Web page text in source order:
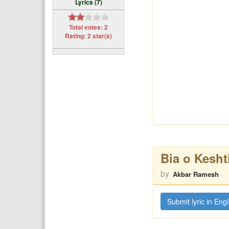
Lyrics (7)
Total votes: 2
Rating: 2 star(s)
Bia o
by Akbar Ramesh
Submit lyric in